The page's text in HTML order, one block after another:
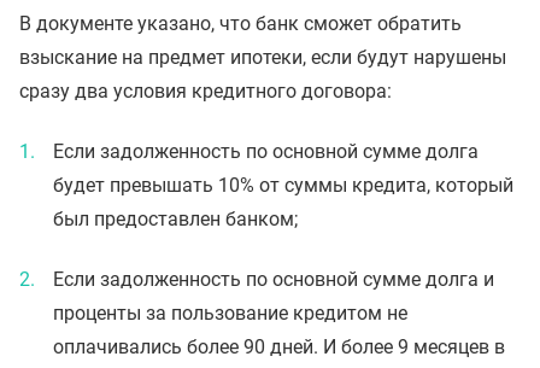
В документе указано, что банк сможет обратить
взыскание на предмет ипотеки, если будут нарушены
сразу два условия кредитного договора:
Если задолженность по основной сумме долга
будет превышать 10% от суммы кредита, который
был предоставлен банком;
Если задолженность по основной сумме долга и
проценты за пользование кредитом не
оплачивались более 90 дней. И более 9 месяцев в